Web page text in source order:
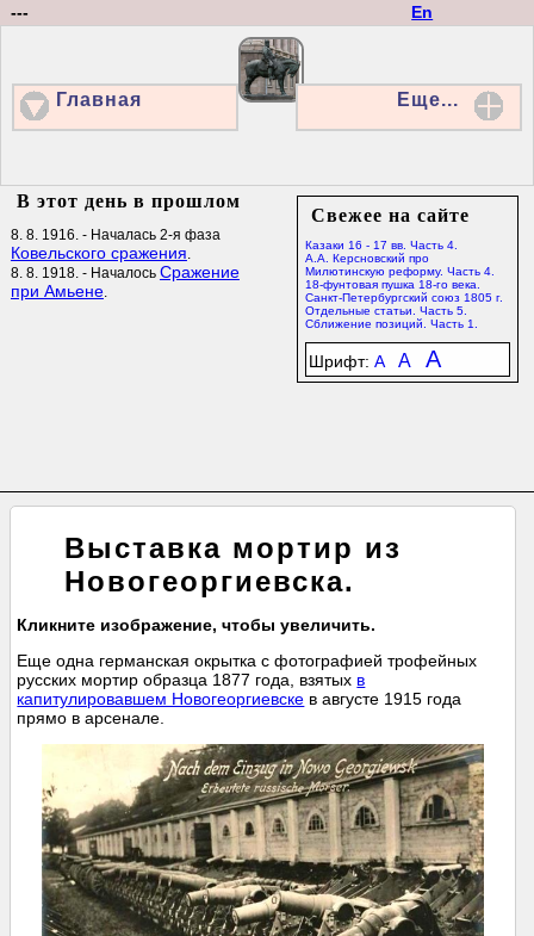
En
---
Главная Еще...
Свежее на сайте
Казаки 16 - 17 вв. Часть 4.
А.А. Керсновский про
Милютинскую реформу. Часть 4.
18-фунтовая пушка 18-го века.
Санкт-Петербургский союз 1805 г.
Отдельные статьи. Часть 5.
Сближение позиций. Часть 1.
Шрифт: A A A
В этот день в прошлом
8. 8. 1916. - Началась 2-я фаза
Ковельского сражения.
8. 8. 1918. - Началось Сражение
при Амьене.
Выставка мортир из
Новогеоргиевска.
Кликните изображение, чтобы увеличить.
Еще одна германская окрытка с фотографией трофейных
русских мортир образца 1877 года, взятых в
капитулировавшем Новогеоргиевске в августе 1915 года
прямо в арсенале.